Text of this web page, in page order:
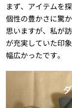
まず、アイテムを
個性の豊かさに驚
思いますが、私が
が充実していた印
幅広かったです。